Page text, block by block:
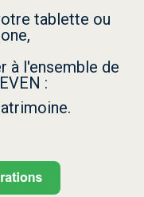
replay
tablette ou
à l'ensemble de
: